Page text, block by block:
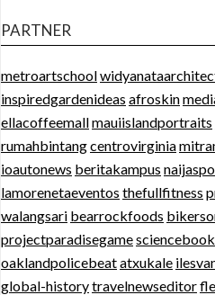
PARTNER
metroartschool
inspiredgardenideas afroskin
ellacoffeemallmauiislandportraits
rumahbintangcentrovirginia
ioautonews beritakampus
lamorenetaeventos thefullfitness
walangsari bearrockfoods
projectparadisegame
oaklandpolicebeatatxukale
global-historytravelnewseditor